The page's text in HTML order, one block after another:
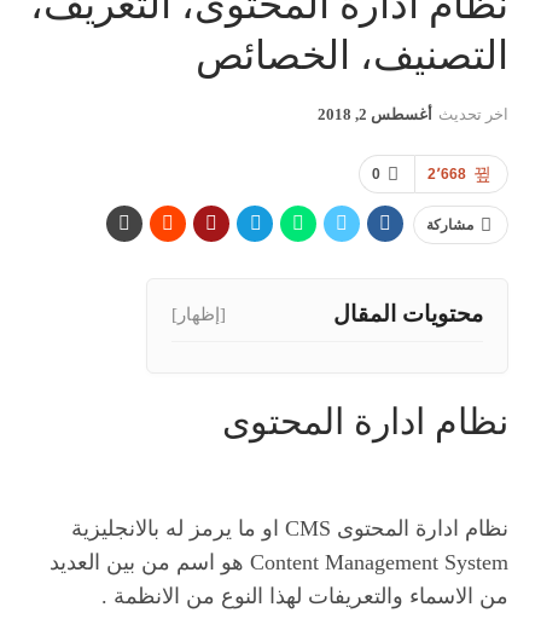
التصنيف، الخصائص
اخر تحديث أغسطس 2, 2018
0 2٬668
مشاركة
محتويات المقال [إظهار]
نظام ادارة المحتوى
نظام ادارة المحتوى CMS او ما يرمز له بالانجليزية
Content Management System هو اسم من بين العديد
من الاسماء والتعريفات لهذا النوع من الانظمة .